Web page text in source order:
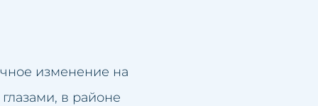
изменение на
в районе